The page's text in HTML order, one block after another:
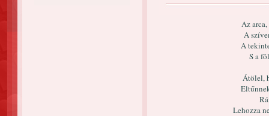
Az
A
A
S a
Átölel,
Lehozza